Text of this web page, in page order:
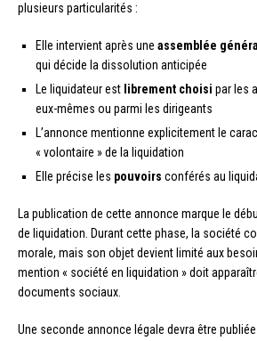
plusieurs particularités :
Elle intervient après une assemblée
qui décide la dissolution anticipée
Le liquidateur est librement choisi par les
eux-mêmes ou parmi les dirigeants
L’annonce mentionne explicitement le
« volontaire » de la liquidation
Elle précise les pouvoirs conférés au
La publication de cette annonce marque le
de liquidation. Durant cette phase, la société
morale, mais son objet devient limité aux
mention « société en liquidation » doit
documents sociaux.
Une seconde annonce légale devra être